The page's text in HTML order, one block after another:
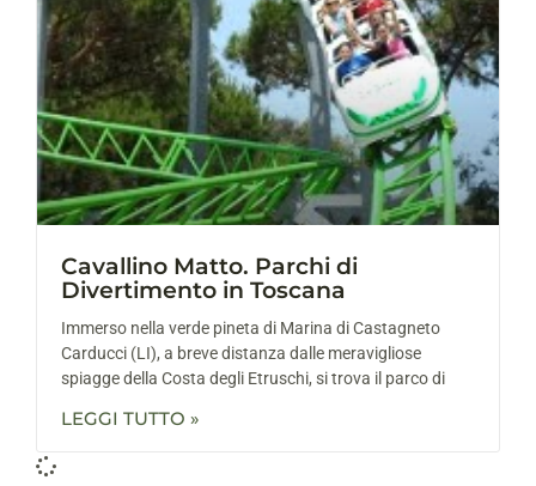
Cavallino Matto. Parchi di
Divertimento in Toscana
Immerso nella verde pineta di Marina di Castagneto
Carducci (LI), a breve distanza dalle meravigliose
spiagge della Costa degli Etruschi, si trova il parco di
LEGGI TUTTO »